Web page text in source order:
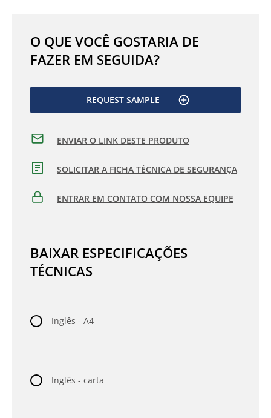
O QUE VOCÊ GOSTARIA DE
FAZER EM SEGUIDA?
REQUEST SAMPLE
ENVIAR O LINK DESTE PRODUTO
SOLICITAR A FICHA TÉCNICA DE SEGURANÇA
ENTRAR EM CONTATO COM NOSSA EQUIPE
BAIXAR ESPECIFICAÇÕES
TÉCNICAS
Inglês - A4
Inglês - carta